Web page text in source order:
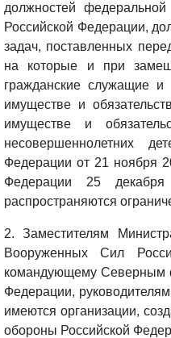
должностей
Российской Федерации,
задач, поставленных
на которые и при
гражданские служащие и
имуществе и
имуществе и
несовершеннолетних
Федерации от 21 ноября
Федерации 25
распространяются
2. Заместителям
Вооруженных Сил
командующему Северным
Федерации,
имеются организации,
обороны Российской